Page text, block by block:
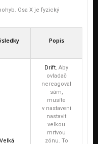
Osa X je fyzický
Popis
Velká
Drift. Aby
ovladač
nereagoval
sám,
musíte
v nastavení
nastavit
velkou
mrtvou
zónu. To